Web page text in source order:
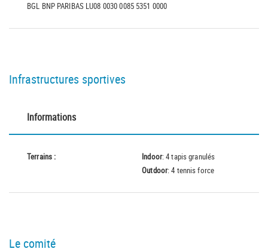
BGL BNP PARIBAS LU08 0030 0085 5351 0000
Infrastructures sportives
Informations
Terrains : Indoor: 4 tapis granulés
Outdoor: 4 tennis force
Le comité